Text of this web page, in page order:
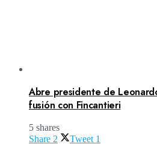
Abre presidente de
fusión con Fincantieri
5 shares
Share 2 Tweet 1